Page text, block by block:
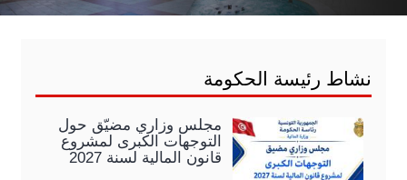
نشاط رئيسة الحكومة
مجلس وزاري مضيّق حول
التوجهات الكبرى لمشروع
قانون المالية لسنة 2027